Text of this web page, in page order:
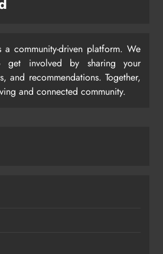
community-driven platform. We
get involved by sharing your
and recommendations. Together,
and connected community.